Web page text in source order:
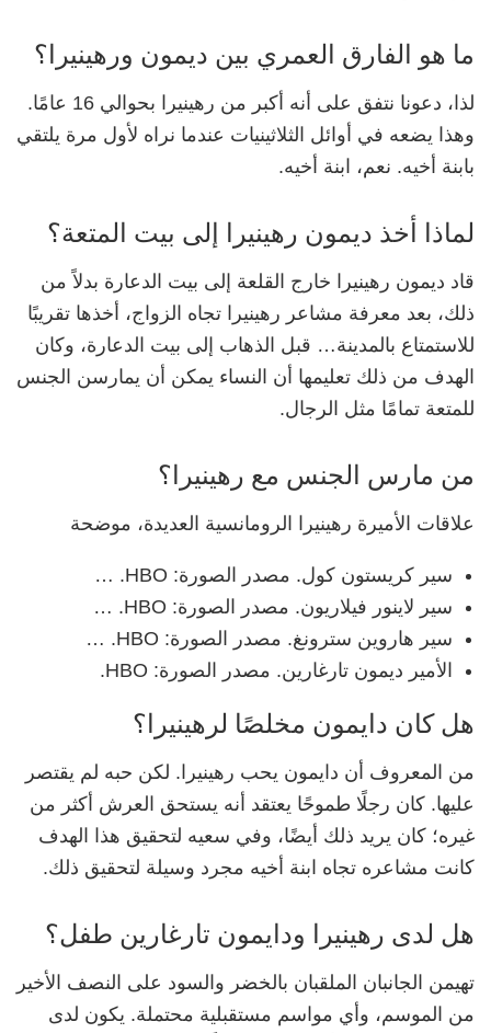
ما هو الفارق العمري بين ديمون ورهينيرا؟
لذا، دعونا نتفق على أنه أكبر من رهينيرا بحوالي 16 عامًا.
وهذا يضعه في أوائل الثلاثينيات عندما نراه لأول مرة يلتقي
بابنة أخيه. نعم، ابنة أخيه.
لماذا أخذ ديمون رهينيرا إلى بيت المتعة؟
قاد ديمون رهينيرا خارج القلعة إلى بيت الدعارة بدلاً من
ذلك، بعد معرفة مشاعر رهينيرا تجاه الزواج، أخذها تقريبًا
للاستمتاع بالمدينة… قبل الذهاب إلى بيت الدعارة، وكان
الهدف من ذلك تعليمها أن النساء يمكن أن يمارسن الجنس
للمتعة تمامًا مثل الرجال.
من مارس الجنس مع رهينيرا؟
علاقات الأميرة رهينيرا الرومانسية العديدة، موضحة
سير كريستون كول. مصدر الصورة: HBO. …
سير لاينور فيلاريون. مصدر الصورة: HBO. …
سير هاروين سترونغ. مصدر الصورة: HBO. …
الأمير ديمون تارغارين. مصدر الصورة: HBO.
هل كان دايمون مخلصًا لرهينيرا؟
من المعروف أن دايمون يحب رهينيرا. لكن حبه لم يقتصر
عليها. كان رجلًا طموحًا يعتقد أنه يستحق العرش أكثر من
غيره؛ كان يريد ذلك أيضًا، وفي سعيه لتحقيق هذا الهدف
كانت مشاعره تجاه ابنة أخيه مجرد وسيلة لتحقيق ذلك.
هل لدى رهينيرا ودايمون تارغارين طفل؟
تهيمن الجانبان الملقبان بالخضر والسود على النصف الأخير
من الموسم، وأي مواسم مستقبلية محتملة. يكون لدى